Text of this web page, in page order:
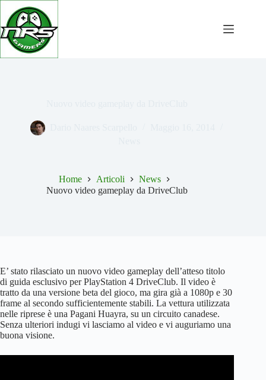
Salta
contenuto
Home Articoli
News
Nuovo video gameplay da DriveClub
E’ stato rilasciato un nuovo video gameplay dell’atteso titolo
di guida esclusivo per PlayStation 4 DriveClub. Il video è
tratto da una versione beta del gioco, ma gira già a 1080p e 30
frame al secondo sufficientemente stabili. La vettura utilizzata
nelle riprese è una Pagani Huayra, su un circuito canadese.
Senza ulteriori indugi vi lasciamo al video e vi auguriamo una
buona visione.